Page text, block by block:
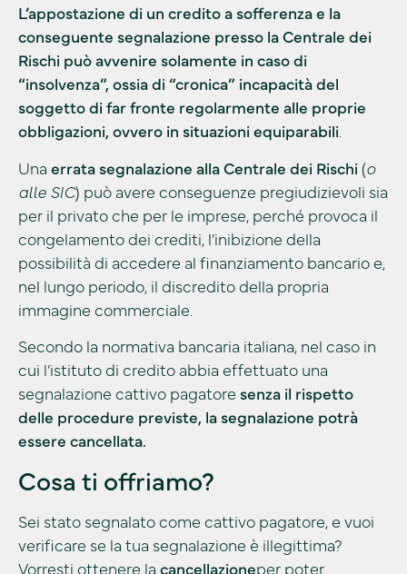
L’appostazione di un credito a sofferenza e la
conseguente segnalazione presso la Centrale dei
Rischi può avvenire solamente in caso di
“insolvenza”, ossia di “cronica” incapacità del
soggetto di far fronte regolarmente alle proprie
obbligazioni, ovvero in situazioni equiparabili.
Una errata segnalazione alla Centrale dei Rischi (o
alle SIC) può avere conseguenze pregiudizievoli sia
per il privato che per le imprese, perché provoca il
congelamento dei crediti, l’inibizione della
possibilità di accedere al finanziamento bancario e,
nel lungo periodo, il discredito della propria
immagine commerciale.
Secondo la normativa bancaria italiana, nel caso in
cui l’istituto di credito abbia effettuato una
segnalazione cattivo pagatore senza il rispetto
delle procedure previste, la segnalazione potrà
essere cancellata.
Cosa ti offriamo?
Sei stato segnalato come cattivo pagatore, e vuoi
verificare se la tua segnalazione è illegittima?
Vorresti ottenere la cancellazioneper poter